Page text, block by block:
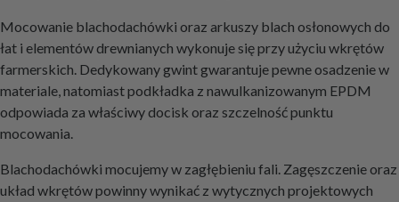
Mocowanie blachodachówki oraz arkuszy blach osłonowych do
łat i elementów drewnianych wykonuje się przy użyciu wkrętów
farmerskich. Dedykowany gwint gwarantuje pewne osadzenie w
materiale, natomiast podkładka z nawulkanizowanym EPDM
odpowiada za właściwy docisk oraz szczelność punktu
mocowania.
Blachodachówki mocujemy w zagłębieniu fali. Zagęszczenie oraz
układ wkrętów powinny wynikać z wytycznych projektowych